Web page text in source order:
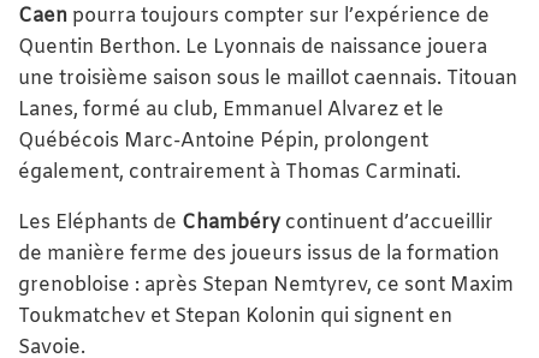
Caen pourra toujours compter sur l’expérience de
Quentin Berthon. Le Lyonnais de naissance jouera
une troisième saison sous le maillot caennais. Titouan
Lanes, formé au club, Emmanuel Alvarez et le
Québécois Marc-Antoine Pépin, prolongent
également, contrairement à Thomas Carminati.
Les Eléphants de Chambérycontinuent d’accueillir
de manière ferme des joueurs issus de la formation
grenobloise : après Stepan Nemtyrev, ce sont Maxim
Toukmatchev et Stepan Kolonin qui signent en
Savoie.